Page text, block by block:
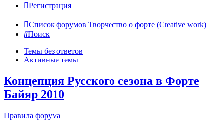
Регистрация
Список форумов Творчество о форте (Creative work)
Поиск
Темы без ответов
Активные темы
Концепция Русского сезона в Форте
Байяр 2010
Правила форума